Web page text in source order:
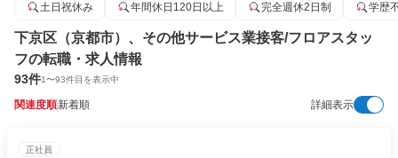
土日祝休み
年間休日120日以上 完全週休2日制 学歴
下京区（京都市）、その他サービス業接客/フロアスタッ
フの転職・求人情報
93件1〜93件目を表示中
関連度順新着順 詳細表示
正社員